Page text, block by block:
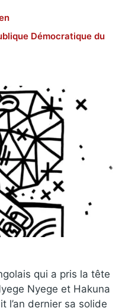
Démocratique du
qui a pris la tête
Nyege et Hakuna
l’an dernier sa solide